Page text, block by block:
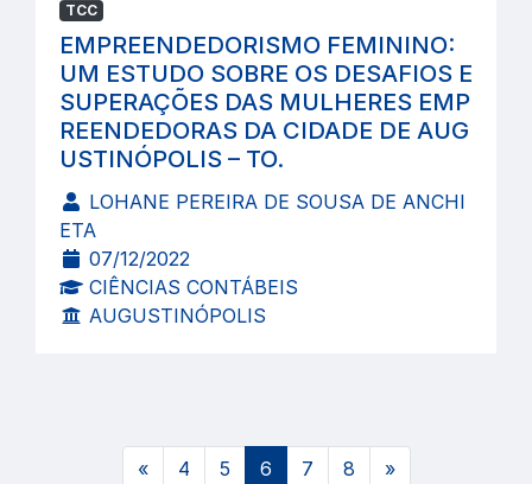
TCC
EMPREENDEDORISMO FEMININO:
UM ESTUDO SOBRE OS DESAFIOS E
SUPERAÇÕES DAS MULHERES EMP
REENDEDORAS DA CIDADE DE AUG
USTINÓPOLIS – TO.
LOHANE PEREIRA DE SOUSA DE ANCHI
ETA
07/12/2022
CIÊNCIAS CONTÁBEIS
AUGUSTINÓPOLIS
« 4 5 6(atual)
7 8 »